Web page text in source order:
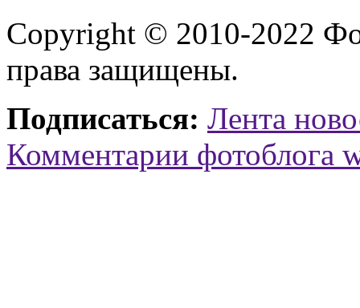
Copyright © 2010-2022
права защищены.
Подписаться: Лента
Комментарии фотоблога